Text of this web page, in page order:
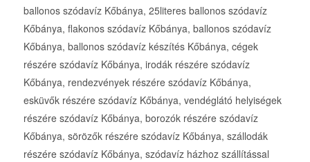
ballonos szódavíz Kőbánya, 25literes ballonos szódavíz
Kőbánya, flakonos szódavíz Kőbánya, ballonos szódavíz
Kőbánya, ballonos szódavíz készítés Kőbánya, cégek
részére szódavíz Kőbánya, irodák részére szódavíz
Kőbánya, rendezvények részére szódavíz Kőbánya,
esküvők részére szódavíz Kőbánya, vendéglátó helyiségek
részére szódavíz Kőbánya, borozók részére szódavíz
Kőbánya, sörözők részére szódavíz Kőbánya, szállodák
részére szódavíz Kőbánya, szódavíz házhoz szállítással